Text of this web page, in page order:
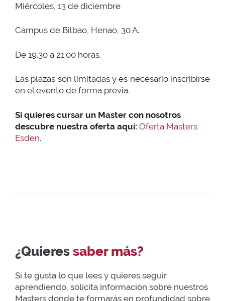
Miércoles, 13 de diciembre
Campus de Bilbao, Henao, 30 A.
De 19.30 a 21.00 horas.
Las plazas son limitadas y es necesario inscribirse
en el evento de forma previa.
Si quieres cursar un Master con nosotros
descubre nuestra oferta aquí: Oferta Masters
Esden.
¿Quieressaber más?
Si te gusta lo que lees y quieres seguir
aprendiendo, solicita información sobre nuestros
Masters donde te formarás en profundidad sobre